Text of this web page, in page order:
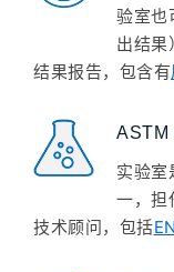
验室也
出结果
结果报告，包含有
ASTM
实验室
一，担
技术顾问，包括